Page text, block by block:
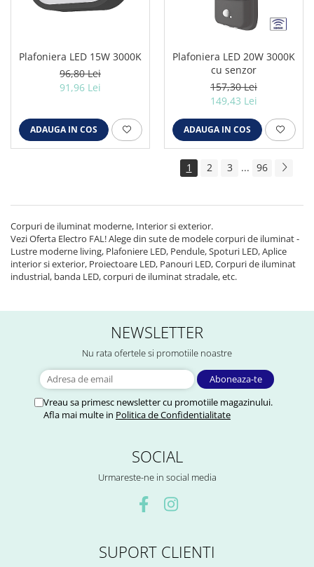
Plafoniera LED 15W 3000K
96,80 Lei
91,96 Lei
ADAUGA IN COS
Plafoniera LED 20W 3000K
cu senzor
157,30 Lei
149,43 Lei
ADAUGA IN COS
1 2 3 ... 96
Corpuri de iluminat moderne, Interior si exterior.
Vezi Oferta Electro FAL! Alege din sute de modele corpuri de iluminat -
Lustre moderne living, Plafoniere LED, Pendule, Spoturi LED, Aplice
interior si exterior, Proiectoare LED, Panouri LED, Corpuri de iluminat
industrial, banda LED, corpuri de iluminat stradale, etc.
NEWSLETTER
Nu rata ofertele si promotiile noastre
Vreau sa primesc newsletter cu promotiile magazinului.
Afla mai multe in Politica de Confidentialitate
SOCIAL
Urmareste-ne in social media
SUPORT CLIENTI